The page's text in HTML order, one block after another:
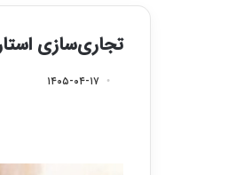
تجاری‌سازی
۱۴۰۵-۰۴-۱۷